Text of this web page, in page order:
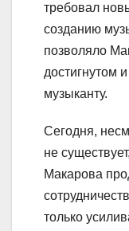
требовал
созданию
позволяло
достигнутом
музыканту.
Сегодня,
не
Макарова
только